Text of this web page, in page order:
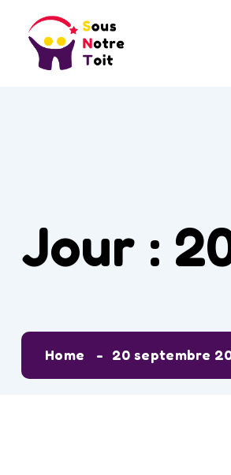
Jour :
Home 20 septembre